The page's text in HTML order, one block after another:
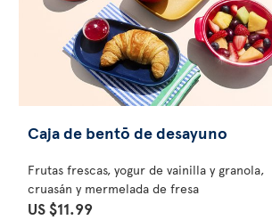
Caja de bentō de desayuno
Frutas frescas, yogur de vainilla y granola,
cruasán y mermelada de fresa
US $11.99